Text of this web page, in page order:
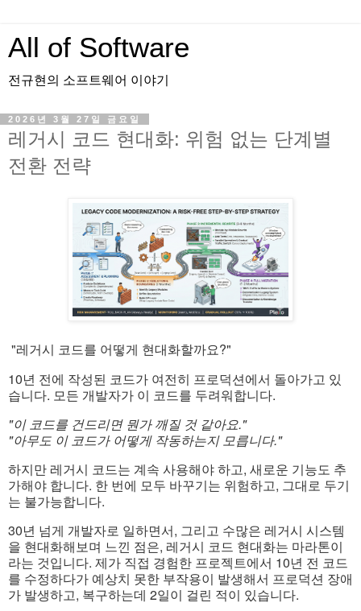
All of Software
전규현의 소프트웨어 이야기
2026년 3월 27일 금요일
레거시 코드 현대화: 위험 없는 단계별
전환 전략
"레거시 코드를 어떻게 현대화할까요?"
10년 전에 작성된 코드가 여전히 프로덕션에서 돌아가고 있
습니다. 모든 개발자가 이 코드를 두려워합니다.
"이 코드를 건드리면 뭔가 깨질 것 같아요."
"아무도 이 코드가 어떻게 작동하는지 모릅니다."
하지만 레거시 코드는 계속 사용해야 하고, 새로운 기능도 추
가해야 합니다. 한 번에 모두 바꾸기는 위험하고, 그대로 두기
는 불가능합니다.
30년 넘게 개발자로 일하면서, 그리고 수많은 레거시 시스템
을 현대화해보며 느낀 점은, 레거시 코드 현대화는 마라톤이
라는 것입니다. 제가 직접 경험한 프로젝트에서 10년 전 코드
를 수정하다가 예상치 못한 부작용이 발생해서 프로덕션 장애
가 발생하고, 복구하는데 2일이 걸린 적이 있습니다.